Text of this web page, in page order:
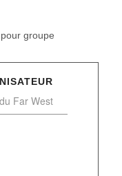
groupe
Far West